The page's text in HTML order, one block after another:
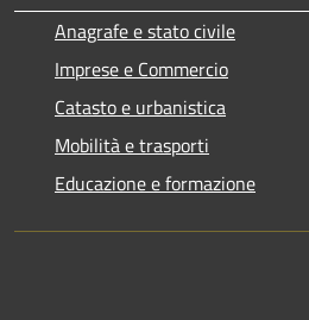
Anagrafe e stato civile
Imprese e Commercio
Catasto e urbanistica
Mobilità e trasporti
Educazione e formazione